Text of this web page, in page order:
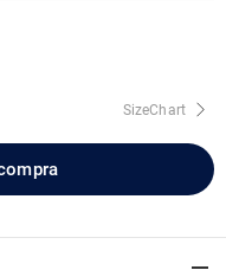
SizeChart